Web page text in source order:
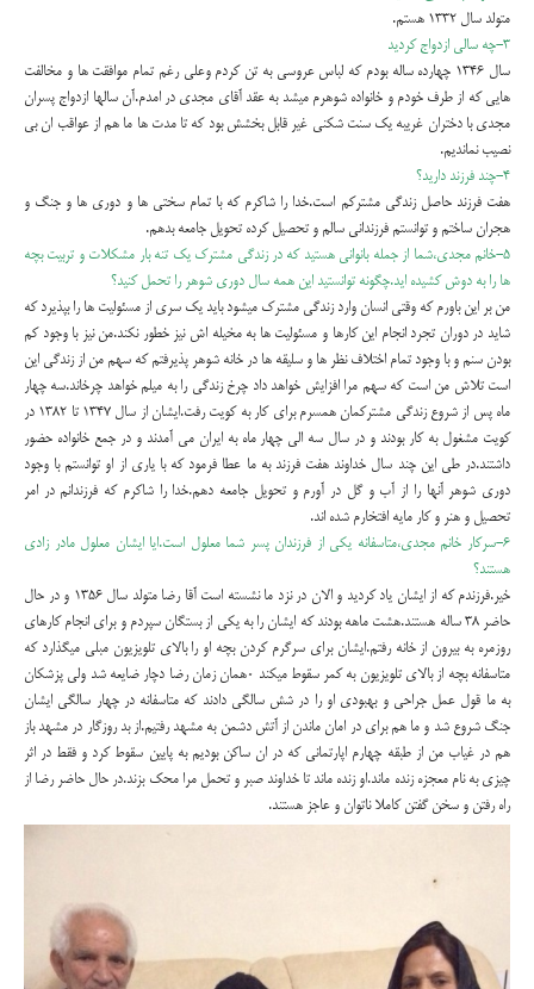
متولد سال ۱۳۳۲ هستم.
۳-چه سالی ازدواج کردید
سال ۱۳۴۶ چهارده ساله بودم که لباس عروسی به تن کردم وعلی رغم تمام موافقت ها و مخالفت
هایی که از طرف خودم و خانواده شوهرم میشد به عقد آقای مجدی در امدم.آن سالها ازدواج پسران
مجدی با دختران غریبه یک سنت شکنی غیر قابل بخشش بود که تا مدت ها ما هم از عواقب ان بی
نصیب نماندیم.
۴-چند فرزند دارید؟
هفت فرزند حاصل زندگی مشترکم است.خدا را شاکرم که با تمام سختی ها و دوری ها و جنگ و
هجران ساختم و توانستم فرزندانی سالم و تحصیل کرده تحویل جامعه بدهم.
۵-خانم مجدی،شما از جمله بانوانی هستید که در زندگی مشترک یک تنه بار مشکلات و تربیت بچه
ها را به دوش کشیده اید.چگونه توانستید این همه سال دوری شوهر را تحمل کنید؟
من بر این باورم که وقتی انسان وارد زندگی مشترک میشود باید یک سری از مسئولیت ها را بپذیرد که
شاید در دوران تجرد انجام این کارها و مسئولیت ها به مخیله اش نیز خطور نکند.من نیز با وجود کم
بودن سنم و با وجود تمام اختلاف نظر ها و سلیقه ها در خانه شوهر پذیرفتم که سهم من از زندگی این
است تلاش من است که سهم مرا افزایش خواهد داد چرخ زندگی را به میلم خواهد چرخاند.سه چهار
ماه پس از شروع زندگی مشترکمان همسرم برای کار به کویت رفت.ایشان از سال ۱۳۴۷ تا ۱۳۸۲ در
کویت مشغول به کار بودند و در سال سه الی چهار ماه به ایران می آمدند و در جمع خانواده حضور
داشتند.در طی این چند سال خداوند هفت فرزند به ما عطا فرمود که با یاری از او توانستم با وجود
دوری شوهر آنها را از آب و گل در آورم و تحویل جامعه دهم.خدا را شاکرم که فرزندانم در امر
تحصیل و هنر و کار مایه افتخارم شده اند.
۶-سرکار خانم مجدی،متاسفانه یکی از فرزندان پسر شما معلول است.ایا ایشان معلول مادر زادی
هستند؟
خیر.فرزندم که از ایشان یاد کردید و الان در نزد ما نشسته است آقا رضا متولد سال ۱۳۵۶ و در حال
حاضر ۳۸ ساله هستند.هشت ماهه بودند که ایشان را به یکی از بستگان سپردم و برای انجام کارهای
روزمره به بیرون از خانه رفتم.ایشان برای سرگرم کردن بچه او را بالای تلویزیون مبلی میگذارد که
متاسفانه بچه از بالای تلویزیون به کمر سقوط میکند ۰همان زمان رضا دچار ضایعه شد ولی پزشکان
به ما قول عمل جراحی و بهبودی او را در شش سالگی دادند که متاسفانه در چهار سالگی ایشان
جنگ شروع شد و ما هم برای در امان ماندن از آتش دشمن به مشهد رفتیم.از بد روزگار در مشهد باز
هم در غیاب من از طبقه چهارم اپارتمانی که در ان ساکن بودیم به پایین سقوط کرد و فقط در اثر
چیزی به نام معجزه زنده ماند.او زنده ماند تا خداوند صبر و تحمل مرا محک بزند.در حال حاضر رضا از
راه رفتن و سخن گفتن کاملا ناتوان و عاجز هستند.